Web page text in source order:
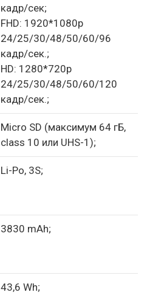
кадр/сек;
FHD: 1920*1080p
24/25/30/48/50/60/96
кадр/сек.;
HD: 1280*720p
24/25/30/48/50/60/120
кадр/сек.;
Micro SD (максимум 64 гБ,
class 10 или UHS-1);
Li-Po, 3S;
3830 mAh;
43,6 Wh;